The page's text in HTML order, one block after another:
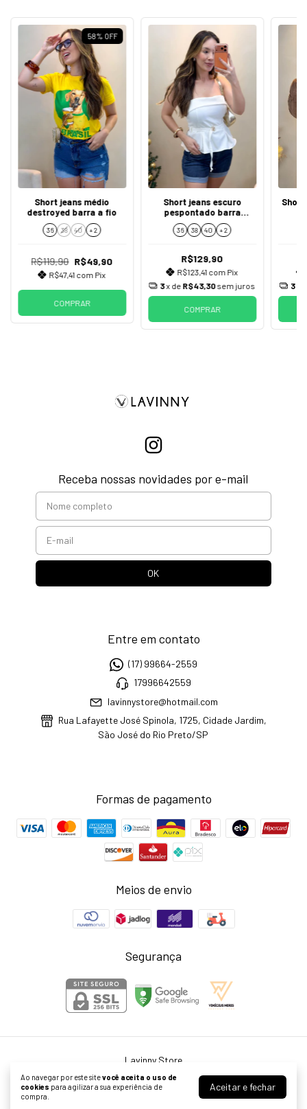
Ao navegar por este sitevocê aceita o uso de
cookies para agilizar a sua experiência de
compra.
Aceitar e fechar
58% OFF
Short jeans médio
destroyed barra a fio
36 38 40 + 2
R$119,90 R$49,90
R$47,41 com Pix
COMPRAR
Short jeans escuro
pespontado barra
dobrada dardak
36 38 40 + 2
R$129,90
R$123,41 com Pix
3x de R$43,30sem juros
COMPRAR
3
Receba nossas novidades por e-mail
Entre em contato
(17) 99664-2559
17996642559
lavinnystore@hotmail.com
Rua Lafayette José Spinola, 1725, Cidade Jardim,
São José do Rio Preto/SP
Formas de pagamento
Meios de envio
Segurança
Lavinny Store
©2026. Larissa Neris Cardoso Agostini ME - 39999976000155. Todos os
direitos reservados.